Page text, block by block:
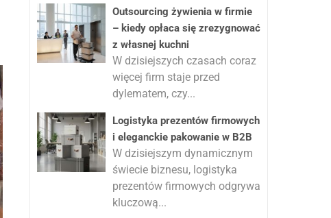
Outsourcing żywienia w firmie
– kiedy opłaca się zrezygnować
z własnej kuchni
W dzisiejszych czasach coraz
więcej firm staje przed
dylematem, czy...
Logistyka prezentów firmowych
i eleganckie pakowanie w B2B
W dzisiejszym dynamicznym
świecie biznesu, logistyka
prezentów firmowych odgrywa
kluczową...